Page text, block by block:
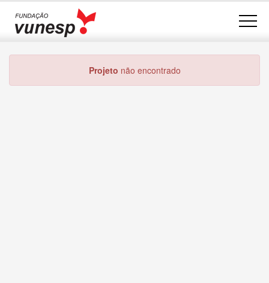
Projeto não encontrado